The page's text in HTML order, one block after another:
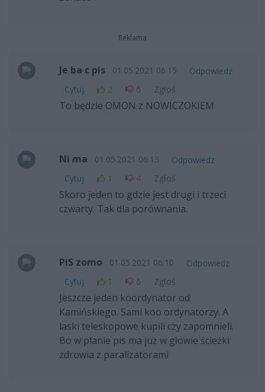
Reklama
Je ba c pis 01.05.2021 06:15
Odpowiedz
Cytuj
2 6 Zgłoś
To będzie OMON z NOWICZOKIEM
Ni ma 01.05.2021 06:13
Odpowiedz
Cytuj
1 4 Zgłoś
Skoro jeden to gdzie jest drugi i trzeci
czwarty. Tak dla porównania.
PiS zomo 01.05.2021 06:10
Odpowiedz
Cytuj
1 6 Zgłoś
Jeszcze jeden koordynator od
Kamińskiego. Sami koo ordynatorzy. A
laski teleskopowe kupili czy zapomnieli.
Bo w planie pis ma już w głowie ścieżki
zdrowia z paralizatorami